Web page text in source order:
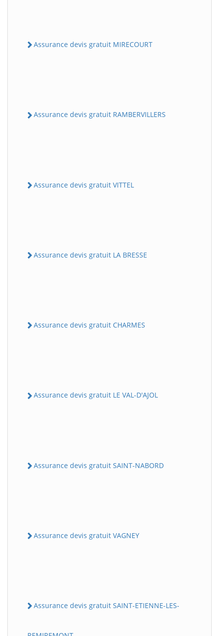
Assurance devis gratuit MIRECOURT
Assurance devis gratuit RAMBERVILLERS
Assurance devis gratuit VITTEL
Assurance devis gratuit LA BRESSE
Assurance devis gratuit CHARMES
Assurance devis gratuit LE VAL-D'AJOL
Assurance devis gratuit SAINT-NABORD
Assurance devis gratuit VAGNEY
Assurance devis gratuit SAINT-ETIENNE-LES-